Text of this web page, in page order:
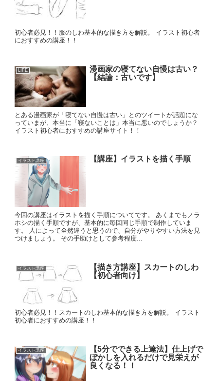
初心者必見！！服のしわ基本的な描き方を解説。 イラスト初心者
におすすめの講座！！
LIFE
漫画家の寝てない自慢は古い？
【結論：古いです】
とある漫画家が「寝てない自慢は古い」とのツイートが話題にな
っていまが、本当に「寝ないことは」本当に悪いのでしょうか？
イラスト初心者におすすめの講座サイト！！
イラスト講座 【講座】イラストを描く手順
今回の講座はイラストを描く手順についてです。 あくまでもノラ
ホシの描く手順ですが、基本的に毎回同じ手順で制作していま
す。 人によって全然違うと思うので、自分がやりやすい方法を見
つけましょう。 その手助けとして参考程度...
イラスト講座
【描き方講座】スカートのしわ
【初心者向け】
初心者必見！！スカートのしわ基本的な描き方を解説。 イラスト
初心者におすすめの講座！！
イラスト講座
【5分でできる上達法】仕上げで
ぼかしを入れるだけで見栄えが
良くなる！！